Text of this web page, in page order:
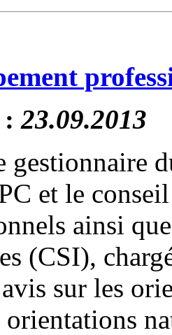
:23.09.2013
gestionnaire
et le
ainsi
(CSI),
sur les
orientations